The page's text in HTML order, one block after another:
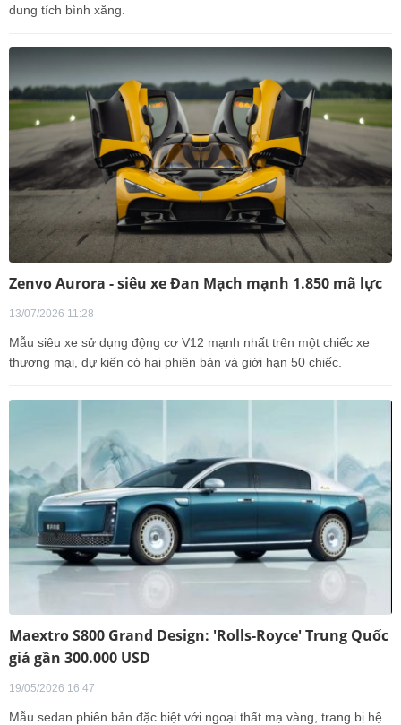
dung tích bình xăng.
Zenvo Aurora - siêu xe Đan Mạch mạnh 1.850 mã lực
13/07/2026 11:28
Mẫu siêu xe sử dụng động cơ V12 mạnh nhất trên một chiếc xe
thương mại, dự kiến có hai phiên bản và giới hạn 50 chiếc.
Maextro S800 Grand Design: 'Rolls-Royce' Trung Quốc
giá gần 300.000 USD
19/05/2026 16:47
Mẫu sedan phiên bản đặc biệt với ngoại thất mạ vàng, trang bị hệ